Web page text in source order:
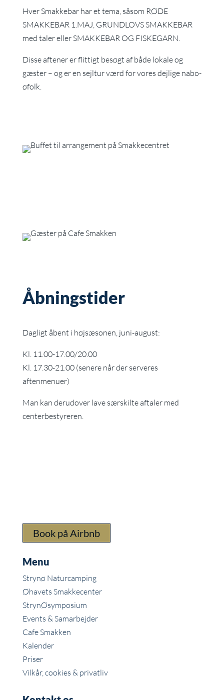
Hver Smakkebar har et tema, såsom RØDE
SMAKKEBAR 1.MAJ, GRUNDLOVS SMAKKEBAR
med taler eller SMAKKEBAR OG FISKEGARN.
Disse aftener er flittigt besøgt af både lokale og
gæster – og er en sejltur værd for vores dejlige nabo-
øfolk.
Åbningstider
Dagligt åbent i højsæsonen, juni-august:
Kl. 11.00-17.00/20.00
Kl. 17.30-21.00 (senere når der serveres
aftenmenuer)
Man kan derudover lave særskilte aftaler med
centerbestyreren.
Book på Airbnb
Menu
Strynø Naturcamping
Øhavets Smakkecenter
StrynØsymposium
Events & Samarbejder
Cafe Smakken
Kalender
Priser
Vilkår, cookies & privatliv